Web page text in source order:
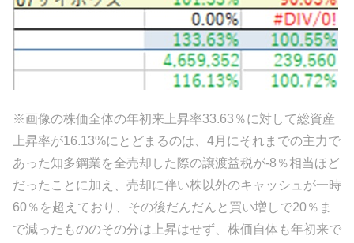
※画像の株価全体の年初来上昇率33.63％に対して総資産
上昇率が16.13%にとどまるのは、4月にそれまでの主力で
あった知多鋼業を全売却した際の譲渡益税が-8％相当ほど
だったことに加え、売却に伴い株以外のキャッシュが一時
60％を超えており、その後だんだんと買い増しで20％ま
で減ったもののその分は上昇はせず、株価自体も年初来で